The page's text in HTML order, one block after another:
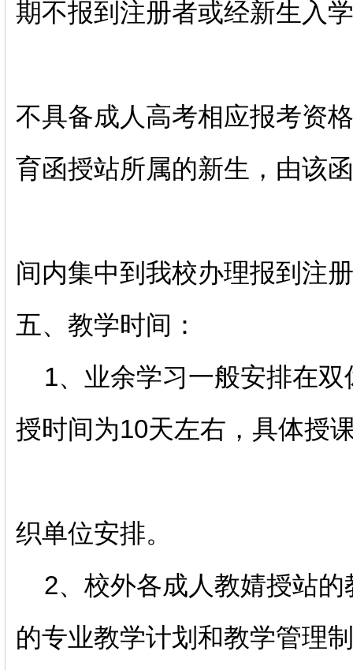
期不报到注册者或经新生入
不具备成人高考相应报考资
育函授站所属的新生，由该
间内集中到我校办理报到注
五、教学时间：
1、业余学习一般安排在双
授时间为10天左右，具体授
织单位安排。
2、校外各成人教婧授站的
的专业教学计划和教学管理